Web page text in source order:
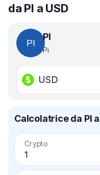
da PI a USD
PI
Pi
USD
Calcolatrice da PI a
Crypto